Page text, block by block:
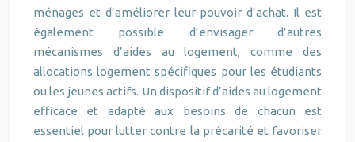
ménages et d’améliorer leur pouvoir d’achat. Il est
également possible d’envisager d’autres
mécanismes d’aides au logement, comme des
allocations logement spécifiques pour les étudiants
ou les jeunes actifs. Un dispositif d’aides au logement
efficace et adapté aux besoins de chacun est
essentiel pour lutter contre la précarité et favoriser